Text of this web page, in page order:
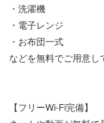
・洗濯機
・電子レンジ
・お布団一式
などを無料でご用意し
【フリーWi-Fi完備】